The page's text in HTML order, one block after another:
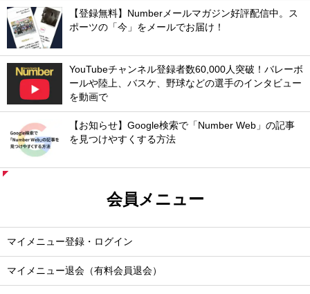
【登録無料】Numberメールマガジン好評配信中。ス
ポーツの「今」をメールでお届け！
YouTubeチャンネル登録者数60,000人突破！バレーボ
ールや陸上、バスケ、野球などの選手のインタビュー
を動画で
【お知らせ】Google検索で「Number Web」の記事
を見つけやすくする方法
会員メニュー
マイメニュー登録・ログイン
マイメニュー退会（有料会員退会）